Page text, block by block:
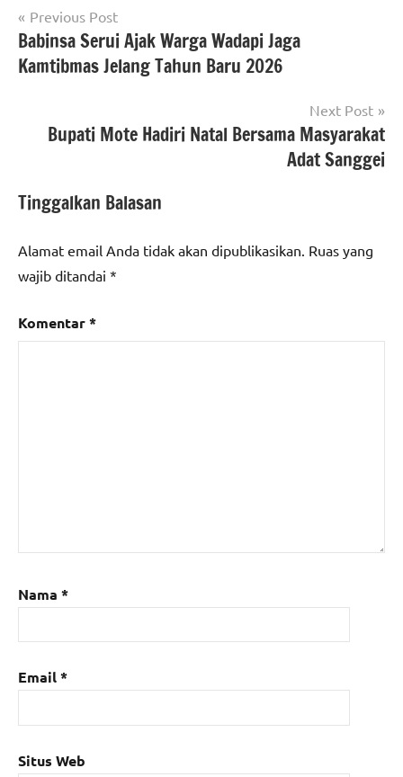
Navigasi
pos
Previous Post
Babinsa Serui Ajak Warga Wadapi Jaga
Kamtibmas Jelang Tahun Baru 2026
Next Post
Bupati Mote Hadiri Natal Bersama Masyarakat
Adat Sanggei
Tinggalkan Balasan
Alamat email Anda tidak akan dipublikasikan. Ruas yang
wajib ditandai *
Komentar*
Nama *
Email*
Situs Web